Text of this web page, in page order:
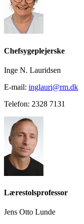
Chefsygeplejerske
Inge N. Lauridsen
E-mail: inglauri@rm.dk
Telefon: 2328 7131
Lærestolsprofessor
Jens Otto Lunde